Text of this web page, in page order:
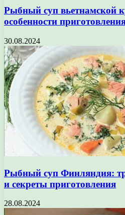
Рыбный суп вьетнамской
особенности
30.08.2024
Рыбный суп Финляндия:
и секреты приготовления
28.08.2024